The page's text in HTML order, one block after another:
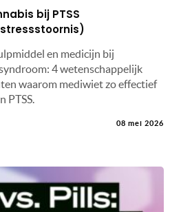
bij PTSS
en medicijn bij
4 wetenschappelijk
waarom mediwiet zo effectief
PTSS.
08 mei 2026